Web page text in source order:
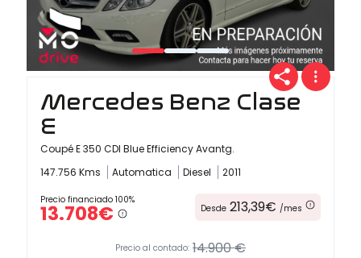
Mercedes Benz Clase
E
Coupé E 350 CDI Blue Efficiency Avantg.
147.756 Kms
Automatica Diesel 2011
Precio financiado 100%
13.708€ Desde 213,39€ /mes
Precio al contado: 14.900 €